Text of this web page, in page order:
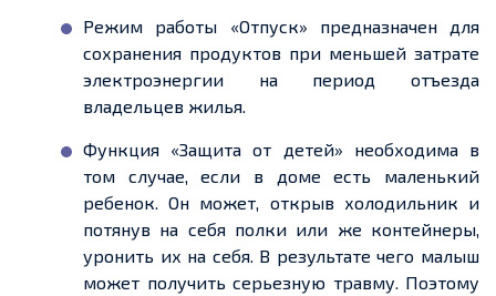
Режим работы «Отпуск» предназначен для
сохранения продуктов при меньшей затрате
электроэнергии на период отъезда
владельцев жилья.
Функция «Защита от детей» необходима в
том случае, если в доме есть маленький
ребенок. Он может, открыв холодильник и
потянув на себя полки или же контейнеры,
уронить их на себя. В результате чего малыш
может получить серьезную травму. Поэтому